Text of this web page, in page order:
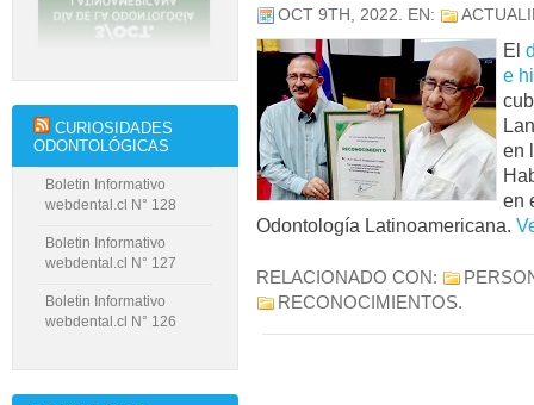
OCT 9TH, 2022. EN:
El
e
en
en
Odontología Latinoamericana.
RELACIONADO CON:
RECONOCIMIENTOS.
CURIOSIDADES
ODONTOLÓGICAS
Boletin Informativo
webdental.cl N° 128
Boletin Informativo
webdental.cl N° 127
Boletin Informativo
webdental.cl N° 126